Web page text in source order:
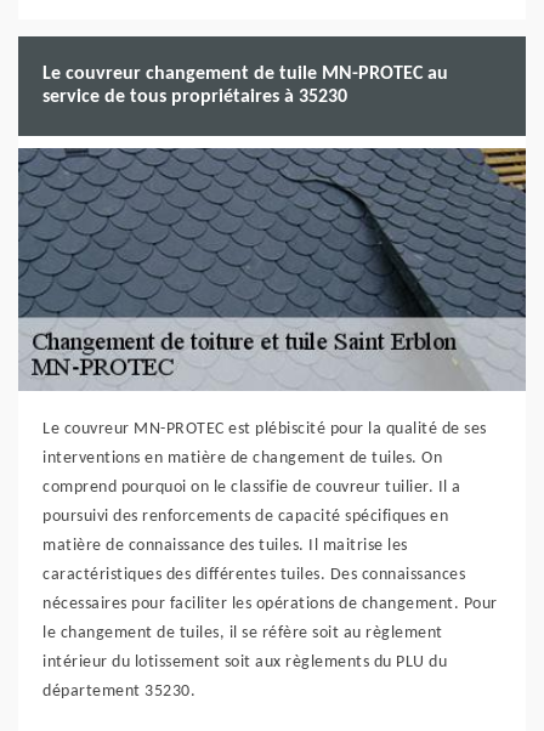
Le couvreur changement de tuile MN-PROTEC au
service de tous propriétaires à 35230
Le couvreur MN-PROTEC est plébiscité pour la qualité de ses
interventions en matière de changement de tuiles. On
comprend pourquoi on le classifie de couvreur tuilier. Il a
poursuivi des renforcements de capacité spécifiques en
matière de connaissance des tuiles. Il maitrise les
caractéristiques des différentes tuiles. Des connaissances
nécessaires pour faciliter les opérations de changement. Pour
le changement de tuiles, il se réfère soit au règlement
intérieur du lotissement soit aux règlements du PLU du
département 35230.